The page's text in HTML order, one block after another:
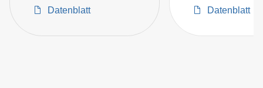
Single Instrument
Datenblatt
SingleDatenblatt